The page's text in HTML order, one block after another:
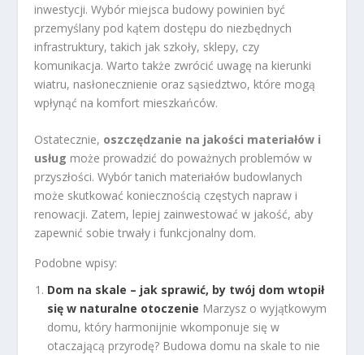
inwestycji. Wybór miejsca budowy powinien być
przemyślany pod kątem dostępu do niezbędnych
infrastruktury, takich jak szkoły, sklepy, czy
komunikacja. Warto także zwrócić uwagę na kierunki
wiatru, nasłonecznienie oraz sąsiedztwo, które mogą
wpłynąć na komfort mieszkańców.
Ostatecznie, oszczędzanie na jakości materiałów i
usług może prowadzić do poważnych problemów w
przyszłości. Wybór tanich materiałów budowlanych
może skutkować koniecznością częstych napraw i
renowacji. Zatem, lepiej zainwestować w jakość, aby
zapewnić sobie trwały i funkcjonalny dom.
Podobne wpisy:
Dom na skale – jak sprawić, by twój dom wtopił
się w naturalne otoczenie Marzysz o wyjątkowym
domu, który harmonijnie wkomponuje się w
otaczającą przyrodę? Budowa domu na skale to nie